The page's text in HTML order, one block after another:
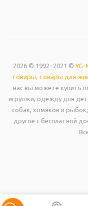
2026 © 1992–2021 ©YG-
товары, товары для
нас вы можете купить
игрушки, одежду для
собак, хомяков и
другое с бесплатной